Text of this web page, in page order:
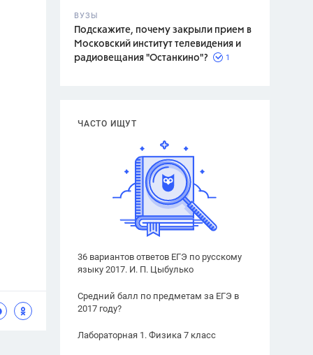
ВУЗЫ
Подскажите, почему закрыли прием в
Московский институт телевидения и
радиовещания "Останкино"?
1
ЧАСТО ИЩУТ
36 вариантов ответов ЕГЭ по русскому
языку 2017. И. П. Цыбулько
Средний балл по предметам за ЕГЭ в
2017 году?
Лабораторная 1. Физика 7 класс